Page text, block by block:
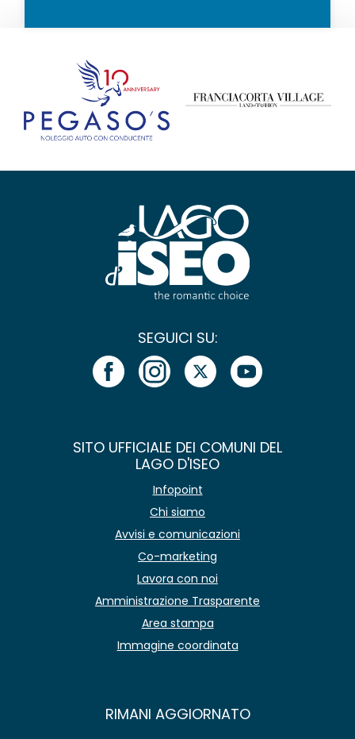
SEGUICI SU:
SITO UFFICIALE DEI COMUNI DEL
LAGO D'ISEO
Infopoint
Chi siamo
Avvisi e comunicazioni
Co-marketing
Lavora con noi
Amministrazione Trasparente
Area stampa
Immagine coordinata
RIMANI AGGIORNATO